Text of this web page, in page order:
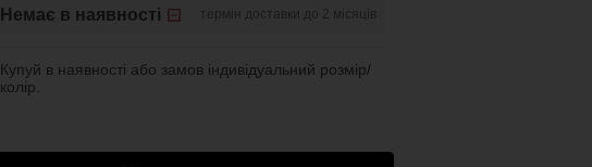
Немає в наявності термін доставки до 2 місяців
Купуй в наявності або замов індивідуальний розмір/
колір.